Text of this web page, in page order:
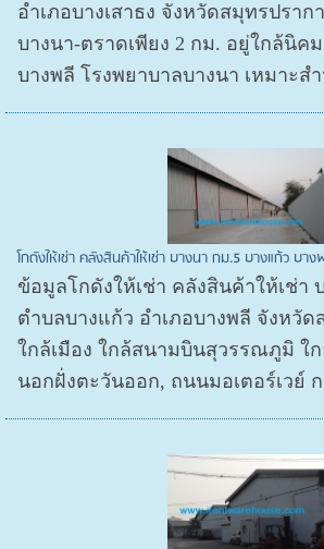
อำเภอบางเสาธง จังหวัดสมุทรปรา
บางนา-ตราดเพียง 2 กม. อยู่ใกล้นิค
บางพลี โรงพยาบาลบางนา เหมาะส
โกดังให้เช่า คลังสินค้าให้เช่า บางนา กม.5 บางแก้ว บาง
ข้อมูลโกดังให้เช่า คลังสินค้าให้เช่า
ตำบลบางแก้ว อำเภอบางพลี จังหวัด
ใกล้เมือง ใกล้สนามบินสุวรรณภูมิ ใ
นอกฝั่งตะวันออก, ถนนมอเตอร์เวย์ ก